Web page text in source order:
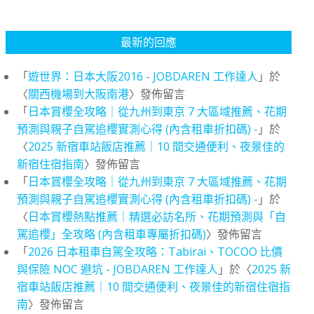
最新的回應
「遊世界：日本大阪2016 - JOBDAREN 工作達人 」於
〈關西機場到大阪南港〉發佈留言
「日本賞櫻全攻略｜從九州到東京 7 大區域推薦、花期
預測與親子自駕追櫻實測心得 (內含租車折扣碼) - 」於
〈2025 新宿車站飯店推薦｜10 間交通便利、夜景佳的
新宿住宿指南〉發佈留言
「日本賞櫻全攻略｜從九州到東京 7 大區域推薦、花期
預測與親子自駕追櫻實測心得 (內含租車折扣碼) - 」於
〈日本賞櫻熱點推薦｜精選必訪名所、花期預測與「自
駕追櫻」全攻略 (內含租車專屬折扣碼)〉發佈留言
「2026 日本租車自駕全攻略：Tabirai、TOCOO 比價
與保險 NOC 避坑 - JOBDAREN 工作達人 」於〈2025 新
宿車站飯店推薦｜10 間交通便利、夜景佳的新宿住宿指
南〉發佈留言